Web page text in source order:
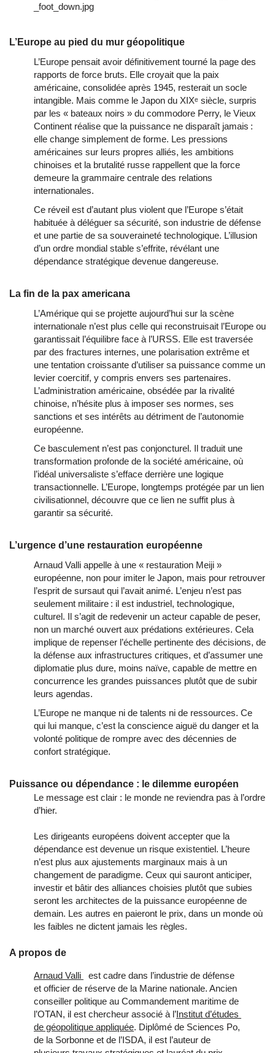
_foot_down.jpg
L’Europe au pied du mur géopolitique
L’Europe pensait avoir définitivement tourné la page des
rapports de force bruts. Elle croyait que la paix
américaine, consolidée après 1945, resterait un socle
intangible. Mais comme le Japon du XIXᵉ siècle, surpris
par les « bateaux noirs » du commodore Perry, le Vieux
Continent réalise que la puissance ne disparaît jamais :
elle change simplement de forme. Les pressions
américaines sur leurs propres alliés, les ambitions
chinoises et la brutalité russe rappellent que la force
demeure la grammaire centrale des relations
internationales.
Ce réveil est d’autant plus violent que l’Europe s’était
habituée à déléguer sa sécurité, son industrie de défense
et une partie de sa souveraineté technologique. L’illusion
d’un ordre mondial stable s’effrite, révélant une
dépendance stratégique devenue dangereuse.
La fin de la pax americana
L’Amérique qui se projette aujourd’hui sur la scène
internationale n’est plus celle qui reconstruisait l’Europe ou
garantissait l’équilibre face à l’URSS. Elle est traversée
par des fractures internes, une polarisation extrême et
une tentation croissante d’utiliser sa puissance comme un
levier coercitif, y compris envers ses partenaires.
L’administration américaine, obsédée par la rivalité
chinoise, n’hésite plus à imposer ses normes, ses
sanctions et ses intérêts au détriment de l’autonomie
européenne.
Ce basculement n’est pas conjoncturel. Il traduit une
transformation profonde de la société américaine, où
l’idéal universaliste s’efface derrière une logique
transactionnelle. L’Europe, longtemps protégée par un lien
civilisationnel, découvre que ce lien ne suffit plus à
garantir sa sécurité.
L’urgence d’une restauration européenne
Arnaud Valli appelle à une « restauration Meiji »
européenne, non pour imiter le Japon, mais pour retrouver
l’esprit de sursaut qui l’avait animé. L’enjeu n’est pas
seulement militaire : il est industriel, technologique,
culturel. Il s’agit de redevenir un acteur capable de peser,
non un marché ouvert aux prédations extérieures. Cela
implique de repenser l’échelle pertinente des décisions, de
la défense aux infrastructures critiques, et d’assumer une
diplomatie plus dure, moins naïve, capable de mettre en
concurrence les grandes puissances plutôt que de subir
leurs agendas.
L’Europe ne manque ni de talents ni de ressources. Ce
qui lui manque, c’est la conscience aiguë du danger et la
volonté politique de rompre avec des décennies de
confort stratégique.
Puissance ou dépendance : le dilemme européen
Le message est clair : le monde ne reviendra pas à l’ordre
d’hier.
Les dirigeants européens doivent accepter que la
dépendance est devenue un risque existentiel. L’heure
n’est plus aux ajustements marginaux mais à un
changement de paradigme. Ceux qui sauront anticiper,
investir et bâtir des alliances choisies plutôt que subies
seront les architectes de la puissance européenne de
demain. Les autres en paieront le prix, dans un monde où
les faibles ne dictent jamais les règles.
A propos de
Arnaud Valli
  est cadre dans l’industrie de défense
et officier de réserve de la Marine nationale. Ancien
conseiller politique au Commandement maritime de
l’OTAN, il est chercheur associé à l’Institut d’études
de géopolitique appliquée. Diplômé de Sciences Po,
de la Sorbonne et de l’ISDA, il est l’auteur de